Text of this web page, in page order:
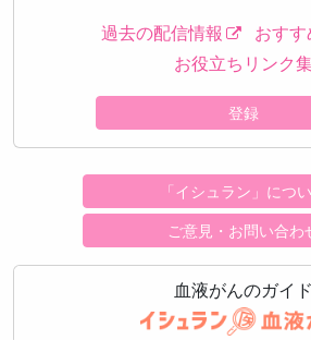
過去の配信情報
おす
お役立ちリンク
登録
「イシュラン」につ
ご意見・お問い合わ
血液がんのガイド